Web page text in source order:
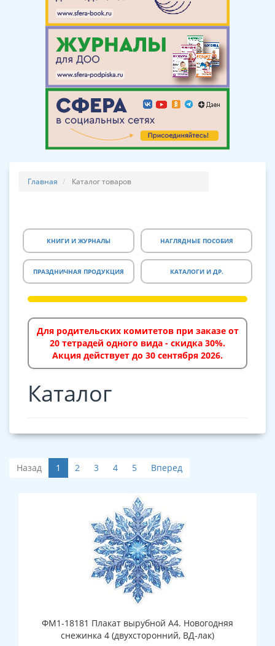
Главная Каталог товаров
КНИГИ И ЖУРНАЛЫ НАГЛЯДНЫЕ ПОСОБИЯ
ПРАЗДНИЧНАЯ ПРОДУКЦИЯ КАТАЛОГИ И ДР.
Для родительских комитетов при заказе от
20 тетрадей одного вида - скидка 30%.
Акция действует до 30 сентября 2026.
Каталог
Назад 1 2 3 4 5 Вперед
ФМ1-18181 Плакат вырубной А4. Новогодняя
снежинка 4 (двухсторонний, ВД-лак)